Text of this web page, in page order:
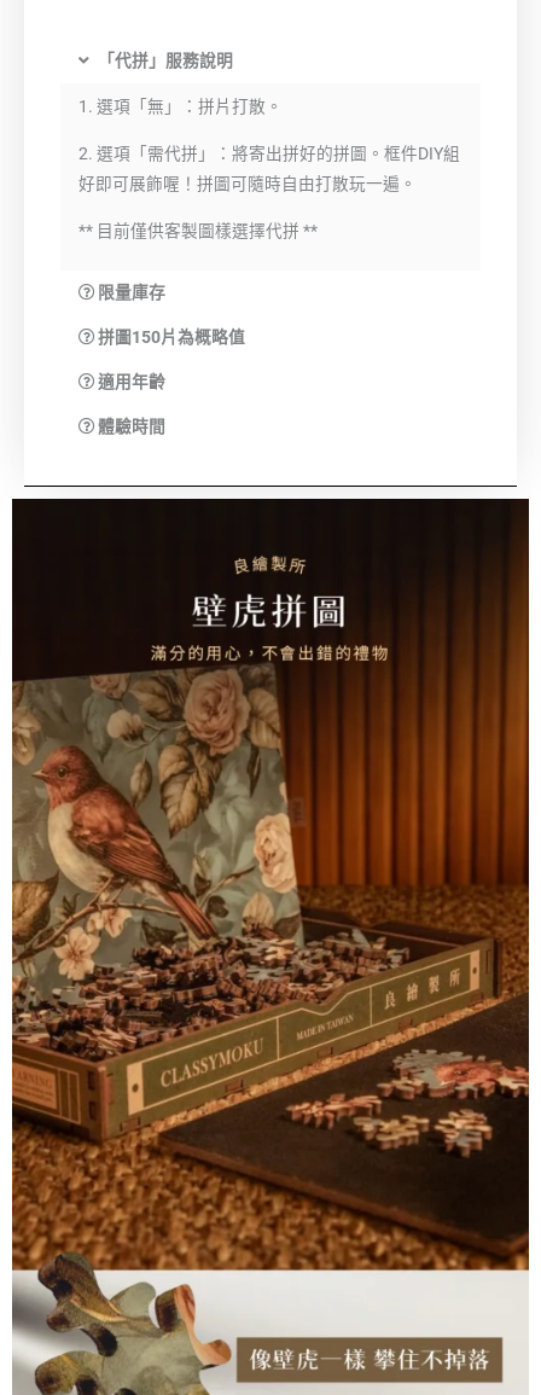
「代拼」服務說明
1. 選項「無」：拼片打散。
2. 選項「需代拼」：將寄出拼好的拼圖。框件DIY組
好即可展飾喔！拼圖可隨時自由打散玩一遍。
** 目前僅供客製圖樣選擇代拼 **
限量庫存
拼圖150片為概略值
適用年齡
體驗時間